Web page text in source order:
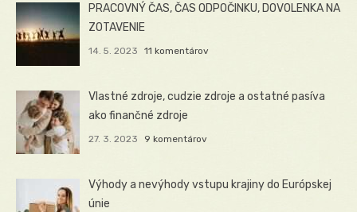
PRACOVNÝ ČAS, ČAS ODPOČINKU, DOVOLENKA NA
ZOTAVENIE
14. 5. 2023 11 komentárov
Vlastné zdroje, cudzie zdroje a ostatné pasíva
ako finančné zdroje
27. 3. 2023 9 komentárov
Výhody a nevýhody vstupu krajiny do Európskej
únie